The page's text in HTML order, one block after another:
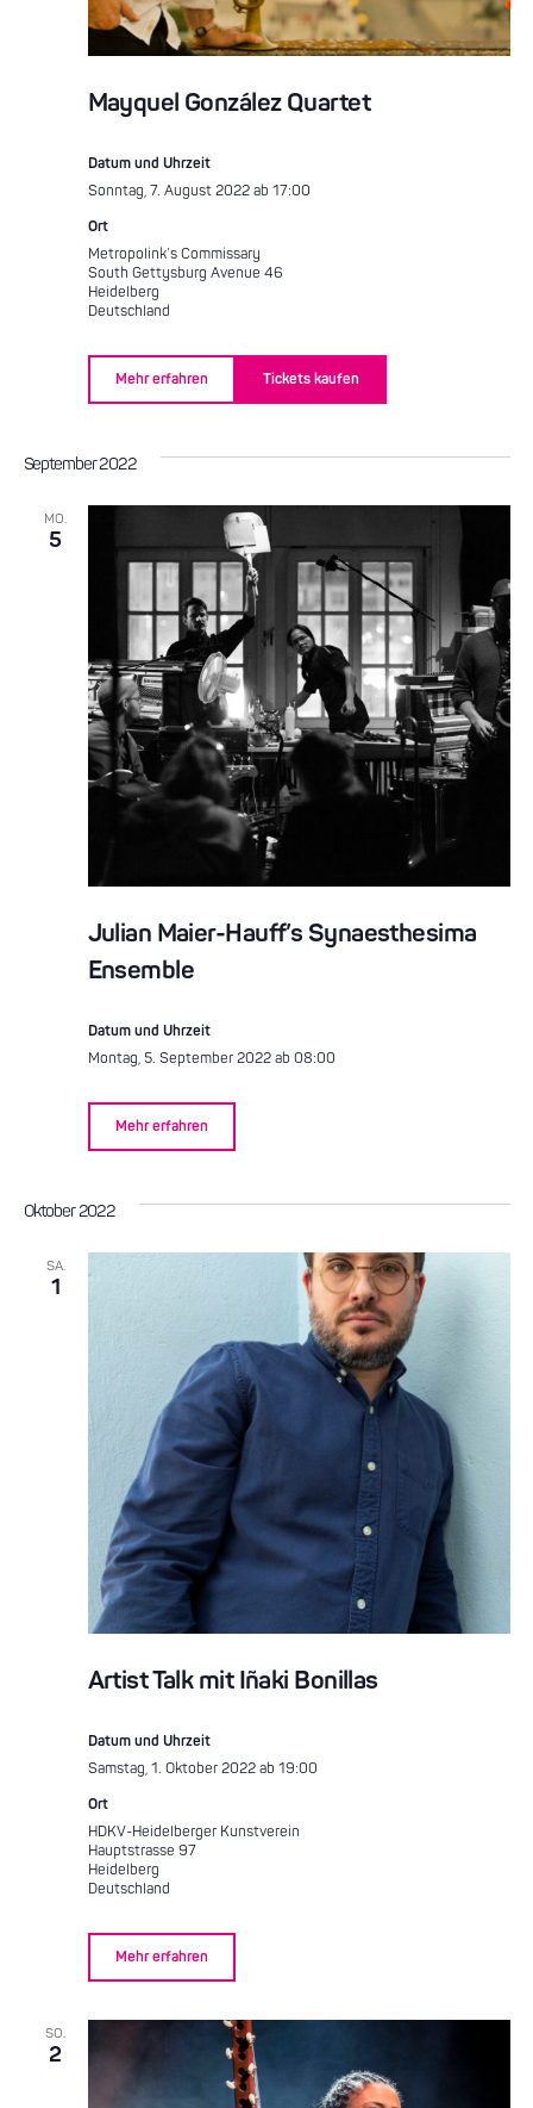
Mayquel González Quartet
Datum und Uhrzeit
Sonntag, 7. August 2022 ab 17:00
Ort
Metropolink’s Commissary
South Gettysburg Avenue 46
Heidelberg
Deutschland
Mehr erfahren Tickets kaufen
September 2022
MO.
5
Julian Maier-Hauff’s Synaesthesima
Ensemble
Datum und Uhrzeit
Montag, 5. September 2022 ab 08:00
Mehr erfahren
Oktober 2022
SA.
1
Artist Talk mit Iñaki Bonillas
Datum und Uhrzeit
Samstag, 1. Oktober 2022 ab 19:00
Ort
HDKV-Heidelberger Kunstverein
Hauptstrasse 97
Heidelberg
Deutschland
Mehr erfahren
SO.
2